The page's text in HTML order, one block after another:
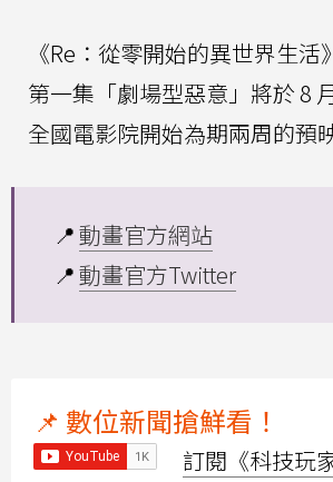
《Re：從零開始的異世界生活
第一集「劇場型惡意」將於 8
全國電影院開始為期兩周的預
📍動畫官方網站
📍動畫官方Twitter
📌 數位新聞搶鮮看！
訂閱《科技玩